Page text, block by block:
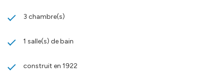
3 chambre(s)
1 salle(s) de bain
construit en 1922